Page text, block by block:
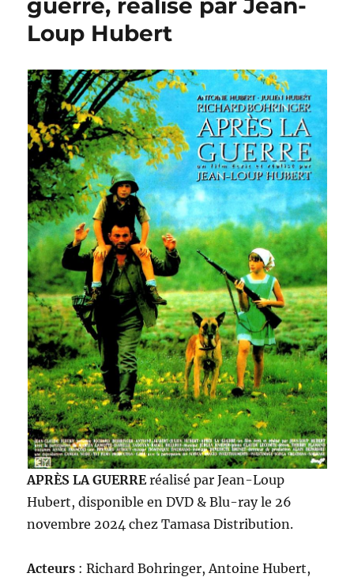
Reine
Jean-
Loup
Hubert
Loup Hubert
APRÈS LA GUERREréalisé par Jean-Loup
Hubert, disponible en DVD & Blu-ray le 26
novembre 2024 chez Tamasa Distribution.
Acteurs : Richard Bohringer, Antoine Hubert,